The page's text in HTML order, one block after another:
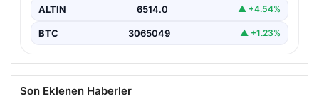
ALTIN 6514.0 ▲ +4.54%
BTC 3065049 ▲ +1.23%
Son Eklenen Haberler